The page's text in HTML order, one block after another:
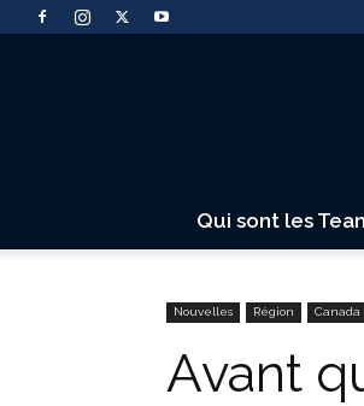
Qui sont les
Nouvelles Région Canada
Avant